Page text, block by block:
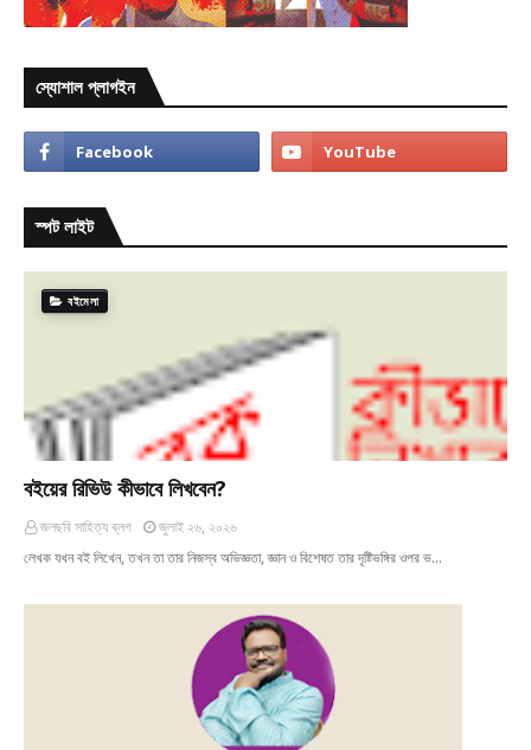
স্যোশাল প্লাগইন
স্পট লাইট
বইমেলা
বইয়ের রিভিউ কীভাবে লিখবেন?
জলছবি সাহিত্য ব্লগ
জুলাই ২৬, ২০২৬
লেখক যখন বই লিখেন, তখন তা তার নিজস্ব অভিজ্ঞতা, জ্ঞান ও বিশেষত তার দৃষ্টিভঙ্গির ওপর ভ…